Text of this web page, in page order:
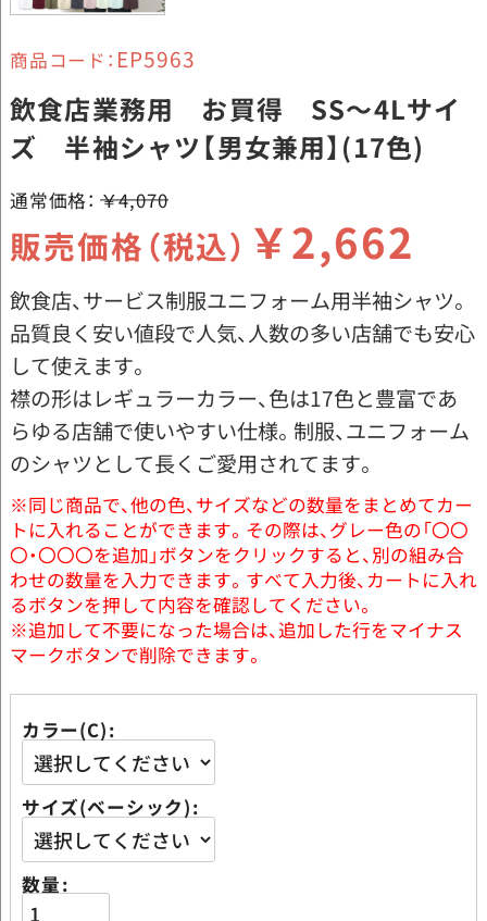
商品コード： EP5963
飲食店業務用 お買得 SS～4Lサイ
ズ 半袖シャツ【男女兼用】(17色)
通常価格： ￥4,070
販売価格（税込） ￥2,662
飲食店、サービス制服ユニフォーム用半袖シャツ。
品質良く安い値段で人気、人数の多い店舗でも安心
して使えます。
襟の形はレギュラーカラー、色は17色と豊富であ
らゆる店舗で使いやすい仕様。制服、ユニフォーム
のシャツとして長くご愛用されてます。
※同じ商品で、他の色、サイズなどの数量をまとめてカー
トに入れることができます。その際は、グレー色の「〇〇
〇・〇〇〇を追加」ボタンをクリックすると、別の組み合
わせの数量を入力できます。すべて入力後、カートに入れ
るボタンを押して内容を確認してください。
※追加して不要になった場合は、追加した行をマイナス
マークボタンで削除できます。
カラー(C)
サイズ(ベーシック)
数量